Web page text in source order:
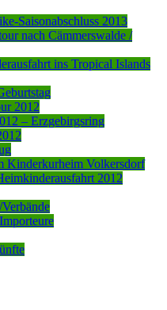
Saisonabschluss 2013
nach Cämmerswalde /
ins Tropical Islands
2012
– Erzgebirgsring
Kinderkurheim Volkersdorf
2012